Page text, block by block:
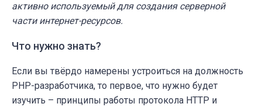
активно используемый для создания серверной
части интернет-ресурсов.
Что нужно знать?
Если вы твёрдо намерены устроиться на должность
PHP-разработчика, то первое, что нужно будет
изучить – принципы работы протокола HTTP и